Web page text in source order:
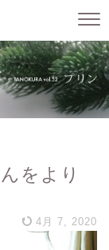
をより
4月 7, 2020